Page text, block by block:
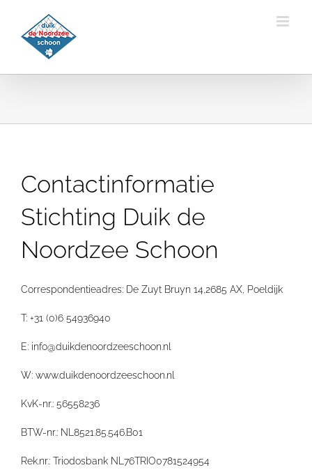
inhoud
Contactinformatie
Stichting Duik de
Noordzee Schoon
Correspondentieadres: De Zuyt Bruyn 14,2685 AX, Poeldijk
T: +31 (0)6 54936940
E: info@duikdenoordzeeschoon.nl
W: www.duikdenoordzeeschoon.nl
KvK-nr.: 56558236
BTW-nr.: NL8521.85.546.B01
Rek.nr.: Triodosbank NL76TRIO0781524954